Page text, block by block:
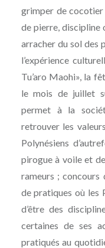
grimper de
de pierre, discipline
arracher du sol des
l’expérience
Tu’aro Maohi», la
le mois de juillet
permet à la
retrouver les
Polynésiens
pirogue à voile et
rameurs ;
de pratiques où les
d’être des
certaines de ses
pratiqués au